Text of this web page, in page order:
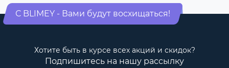
С BLIMEY - Вами будут восхищаться!
Хотите быть в курсе всех акций и скидок?
Подпишитесь на нашу рассылку